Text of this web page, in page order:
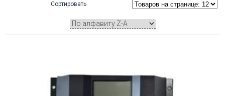
Сортировать